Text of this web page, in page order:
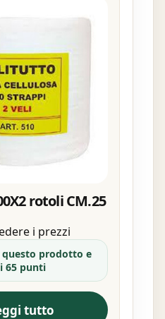
rotoli CM.25
i prezzi
questo prodotto e
65 punti
tutto